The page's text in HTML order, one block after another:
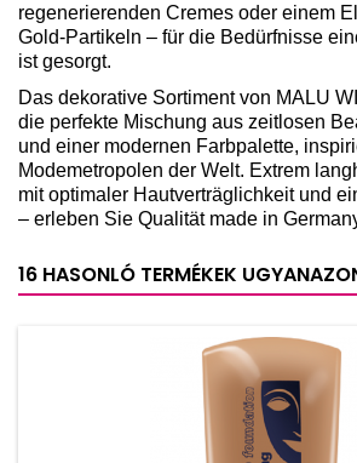
regenerierenden Cremes oder einem
Gold-Partikeln – für die Bedürfnisse
ist gesorgt.
Das dekorative Sortiment von MALU
die perfekte Mischung aus zeitlosen
und einer modernen Farbpalette,
Modemetropolen der Welt. Extrem
mit optimaler Hautverträglichkeit und
– erleben Sie Qualität made in
16 HASONLÓ TERMÉKEK